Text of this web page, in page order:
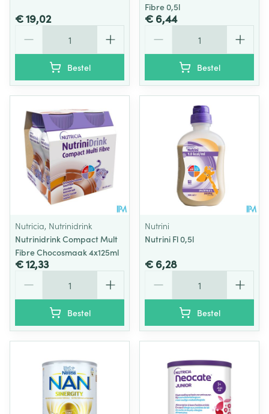
€ 19,02
Bestel
Fibre 0,5l
€ 6,44
Bestel
Nutricia, Nutrinidrink
Nutrinidrink Compact Mult
Fibre Chocosmaak 4x125ml
€ 12,33
Bestel
Nutrini
Nutrini Fl 0,5l
€ 6,28
Bestel